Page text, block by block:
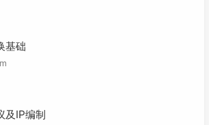
基础
及IP编制